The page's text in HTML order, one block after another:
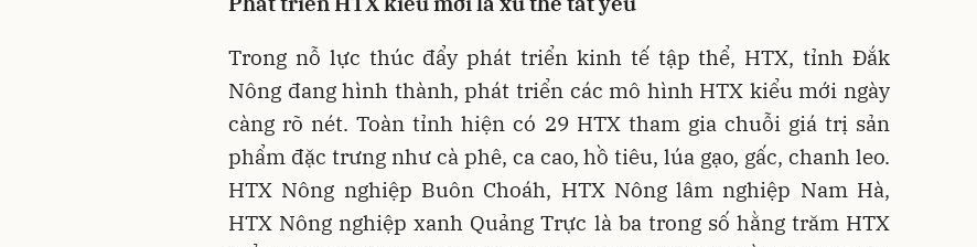
Trong nỗ lực thúc đẩy phát triển kinh tế tập thể, HTX, tỉnh Đắk
Nông đang hình thành, phát triển các mô hình HTX kiểu mới ngày
càng rõ nét. Toàn tỉnh hiện có 29 HTX tham gia chuỗi giá trị sản
phẩm đặc trưng như cà phê, ca cao, hồ tiêu, lúa gạo, gấc, chanh leo.
HTX Nông nghiệp Buôn Choáh, HTX Nông lâm nghiệp Nam Hà,
HTX Nông nghiệp xanh Quảng Trực là ba trong số hằng trăm HTX